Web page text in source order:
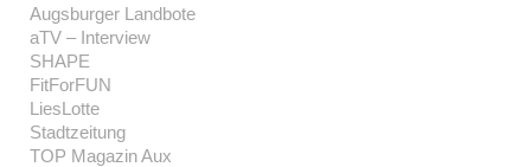
Augsburger Landbote
aTV – Interview
SHAPE
FitForFUN
LiesLotte
Stadtzeitung
TOP Magazin Aux